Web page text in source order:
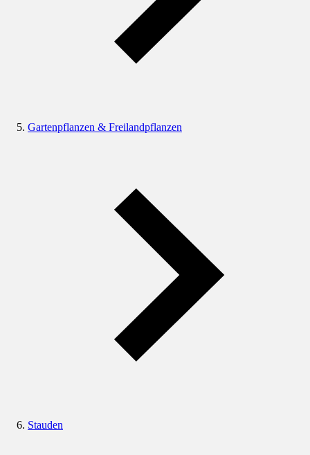
Gartenpflanzen & Freilandpflanzen
Stauden